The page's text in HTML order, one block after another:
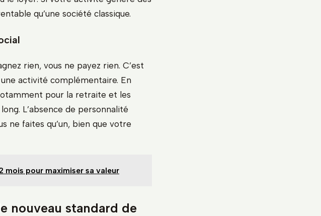
qu’une société classique.
rien, vous ne payez rien. C’est
activité complémentaire. En
pour la retraite et les
L’absence de personnalité
ne faites qu’un, bien que votre
mois pour maximiser sa valeur
nouveau standard de